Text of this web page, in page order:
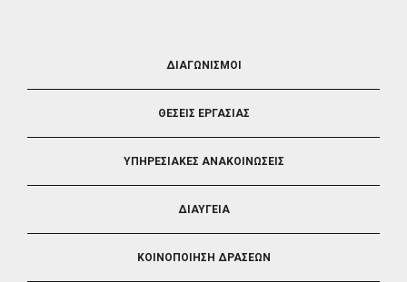
ΔΙΑΓΩΝΙΣΜΟΙ
ΘΕΣΕΙΣ ΕΡΓΑΣΙΑΣ
ΥΠΗΡΕΣΙΑΚΕΣ ΑΝΑΚΟΙΝΩΣΕΙΣ
ΔΙΑΥΓΕΙΑ
ΚΟΙΝΟΠΟΙΗΣΗ ΔΡΑΣΕΩΝ